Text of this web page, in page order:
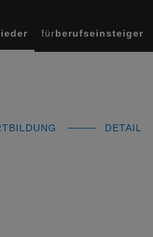
fürberufseinsteiger
DETAIL